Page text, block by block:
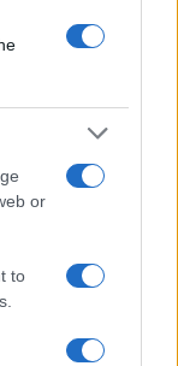
or
to
anche dal
il centro
e degrado: